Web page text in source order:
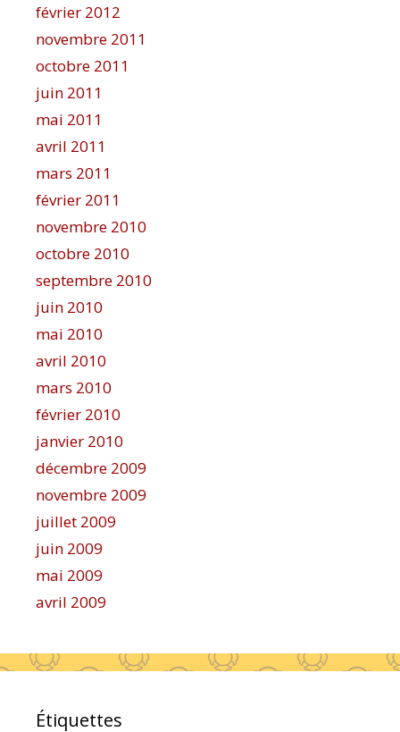
février 2012
novembre 2011
octobre 2011
juin 2011
mai 2011
avril 2011
mars 2011
février 2011
novembre 2010
octobre 2010
septembre 2010
juin 2010
mai 2010
avril 2010
mars 2010
février 2010
janvier 2010
décembre 2009
novembre 2009
juillet 2009
juin 2009
mai 2009
avril 2009
Étiquettes